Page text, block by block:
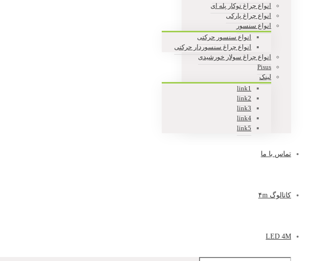
انواع چراغ توکار پله ای
انواع چراغ پارکی
انواع سنسور
انواع سنسور حرکتی
انواع چراغ سنسوردار حرکتی
انواع چراغ سولار خورشیدی
Pisus
لینک
link1
link2
link3
link4
link5
تماس با ما
کاتالوگ ۴m
LED 4M